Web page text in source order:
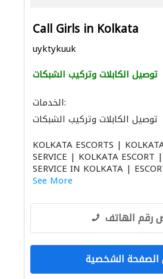
Call Girls in Kolkata
uyktykuuk
توصيل الكابلات وتركيب الشبكات
الخدمات:
توصيل الكابلات وتركيب الشبكات
أنظمة الاتصالات
توصيل الكابلات وتركيب الشبكات
منتجات البلوك والخرسانة
عامل يدوي
KOLKATA ESCORTS |
SERVICE | KOLKATA ESCORT
SERVICE IN KOLKATA |
See More
رقم الهاتف
الشخصية